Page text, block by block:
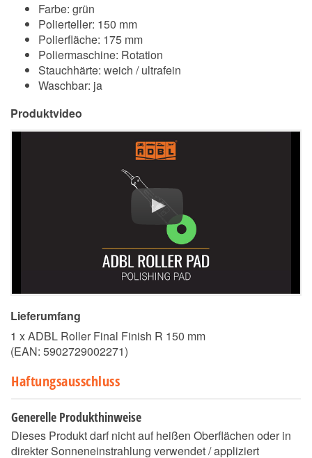
Farbe: grün
Polierteller: 150 mm
Polierfläche: 175 mm
Poliermaschine: Rotation
Stauchhärte: weich / ultrafein
Waschbar: ja
Produktvideo
Lieferumfang
1 x ADBL Roller Final Finish R 150 mm
(EAN: 5902729002271)
Haftungsausschluss
Generelle Produkthinweise
Dieses Produkt darf nicht auf heißen Oberflächen oder in
direkter Sonneneinstrahlung verwendet / appliziert